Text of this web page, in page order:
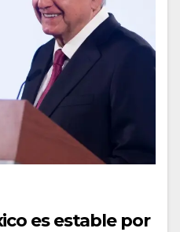
es estable por